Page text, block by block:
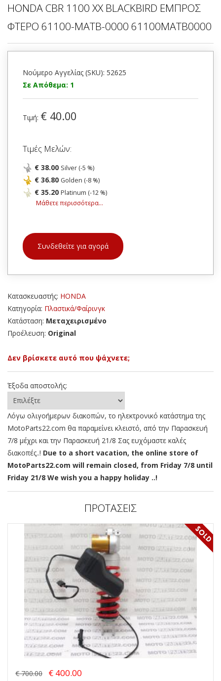
HONDA CBR 1100 XX BLACKBIRD ΕΜΠΡΟΣ
ΦΤΕΡΟ 61100-MATB-0000 61100MATB0000
Νούμερο Αγγελίας (SKU): 52625
Σε Απόθεμα: 1
Τιμή: € 40.00
Τιμές Μελών:
€ 38.00 Silver (-5 %)
€ 36.80 Golden (-8 %)
€ 35.20 Platinum (-12 %)
Μάθετε περισσότερα...
Συνδεθείτε για αγορά
Κατασκευαστής: HONDA
Κατηγορία: Πλαστικά/Φαίρινγκ
Κατάσταση: Μεταχειρισμένο
Προέλευση: Original
Δεν βρίσκετε αυτό που ψάχνετε;
Έξοδα αποστολής:
Λόγω ολιγοήμερων διακοπών, το ηλεκτρονικό κατάστημα της
MotoParts22.com θα παραμείνει κλειστό, από την Παρασκευή
7/8 μέχρι και την Παρασκευή 21/8 Σας ευχόμαστε καλές
διακοπές..! Due to a short vacation, the online store of
MotoParts22.com will remain closed, from Friday 7/8 until
Friday 21/8 We wish you a happy holiday ..!
ΠΡΟΤΑΣΕΙΣ
€ 700.00 € 400.00